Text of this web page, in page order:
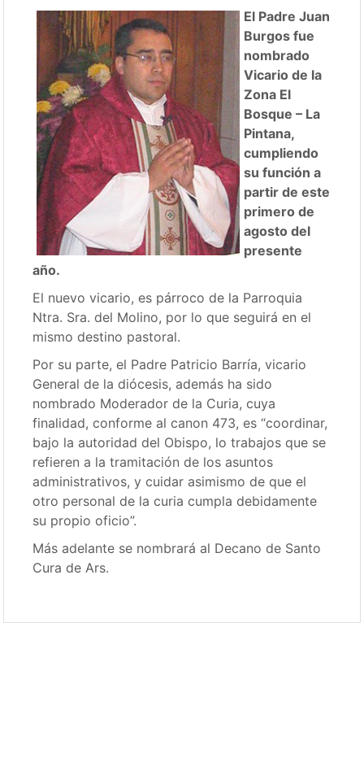
El Padre Juan
Burgos fue
nombrado
Vicario de la
Zona El
Bosque – La
Pintana,
cumpliendo
su función a
partir de este
primero de
agosto del
presente
año.
El nuevo vicario, es párroco de la Parroquia
Ntra. Sra. del Molino, por lo que seguirá en el
mismo destino pastoral.
Por su parte, el Padre Patricio Barría, vicario
General de la diócesis, además ha sido
nombrado Moderador de la Curia, cuya
finalidad, conforme al canon 473, es “coordinar,
bajo la autoridad del Obispo, lo trabajos que se
refieren a la tramitación de los asuntos
administrativos, y cuidar asimismo de que el
otro personal de la curia cumpla debidamente
su propio oficio”.
Más adelante se nombrará al Decano de Santo
Cura de Ars.